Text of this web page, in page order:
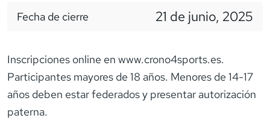
Fecha de cierre 21 de junio, 2025
Inscripciones online en www.crono4sports.es.
Participantes mayores de 18 años. Menores de 14-17
años deben estar federados y presentar autorización
paterna.